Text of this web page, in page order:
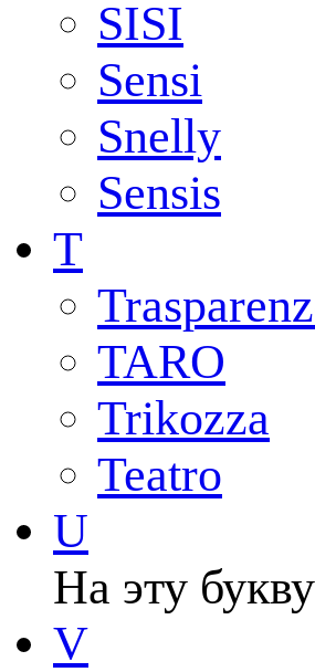
SISI
Sensi
Snelly
Sensis
T
TARO
Trikozza
Teatro
U
На эту
V